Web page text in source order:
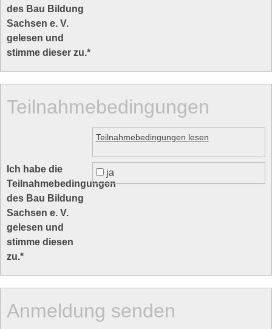
des Bau Bildung
Sachsen e. V.
gelesen und
stimme dieser zu.*
Teilnahmebedingungen
Teilnahmebedingungen lesen
Ich habe die
Teilnahmebedingungen
des Bau Bildung
Sachsen e. V.
gelesen und
stimme diesen
zu.*
ja
Anmeldung senden